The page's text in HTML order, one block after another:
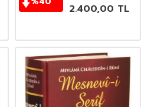
2.400,00 TL